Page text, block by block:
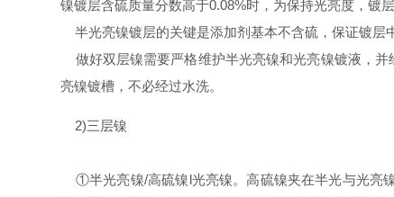
镍镀层含硫质量分数高于0.08%时，为保持光亮度，镀
半光亮镍镀层的关键是添加剂基本不含硫，保证镀层
做好双层镍需要严格维护半光亮镍和光亮镍镀液，
亮镍镀槽，不必经过水洗。
2)三层镍
①半光亮镍/高硫镍l光亮镍。高硫镍夹在半光与光亮